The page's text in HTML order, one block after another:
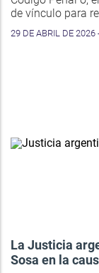
de vínculo para
29 DE ABRIL DE 2026
La Justicia
Sosa en la